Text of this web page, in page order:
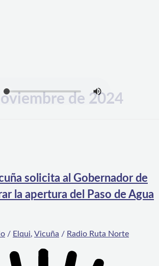
de 2024
solicita al Gobernador de
la apertura del Paso de Agua
/ Elqui, Vicuña / Radio Ruta Norte